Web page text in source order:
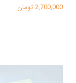
2,700,000 تومان